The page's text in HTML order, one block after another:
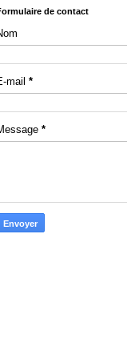
de contact
mail *
*